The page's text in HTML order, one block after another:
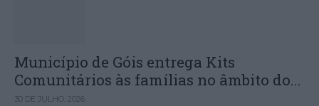
Município de Góis entrega Kits
Comunitários às famílias no âmbito do...
30 DE JULHO, 2026